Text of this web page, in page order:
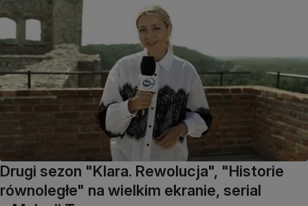
Drugi sezon "Klara. Rewolucja", "Historie
równoległe" na wielkim ekranie, serial